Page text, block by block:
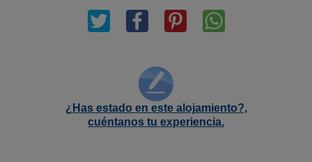
¿Has estado en este alojamiento?,
cuéntanos tu experiencia.